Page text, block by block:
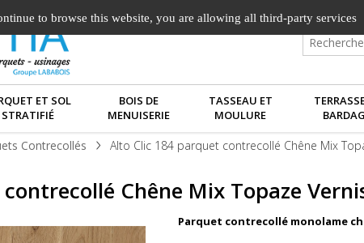
ET SOL
STRATIFIÉ
BOIS DE
MENUISERIE
TASSEAU ET
MOULURE
Contrecollés Alto Clic 184 parquet contrecollé Chêne Mix
Chêne Mix Topaze
Parquet contrecollé monolame
to browse this website, you are allowing all third-party services